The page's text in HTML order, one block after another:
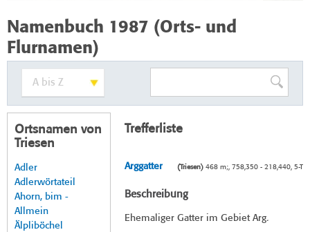
Namenbuch 1987 (Orts- und
Flurnamen)
Ortsnamen von
Triesen
Adler
Adlerwörtateil
Ahorn, bim -
Allmein
Älpliböchel
Trefferliste
Arggatter (Triesen)468 m;, 758,350 - 218,440, 5-T
Beschreibung
Ehemaliger Gatter im Gebiet Arg.